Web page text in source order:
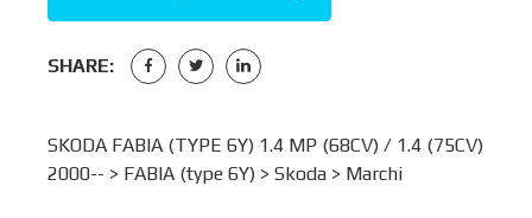
SHARE:
SKODA FABIA (TYPE 6Y) 1.4 MP (68CV) / 1.4 (75CV)
2000-- > FABIA (type 6Y) > Skoda > Marchi